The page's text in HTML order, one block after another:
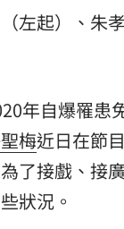
多重宇宙」職
召粉絲跨海追星
左起）、朱
年自爆罹患
梅近日在節
了接戲、接
狀況。